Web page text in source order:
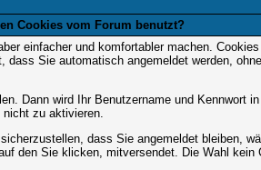
Cookies vom Forum benutzt?
einfacher und komfortabler machen.
Sie automatisch angemeldet werden,
Dann wird Ihr Benutzername und Kennwort
zu aktivieren.
dass Sie angemeldet bleiben,
den Sie klicken, mitversendet. Die Wahl